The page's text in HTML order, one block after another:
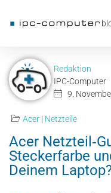
Redaktion
IPC-Computer
9.
Acer| Netzteile
Acer
Steckerfarbe
Deinem